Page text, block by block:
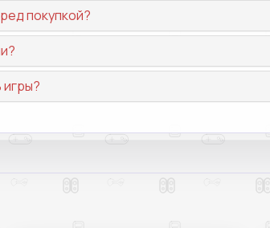
покупкой?